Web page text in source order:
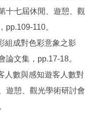
十七屆休閒、遊憩、觀
pp.109-110。
組成對色彩意象之影
論文集，pp.17-18。
人數與感知遊客人數對
遊憩、觀光學術研討會